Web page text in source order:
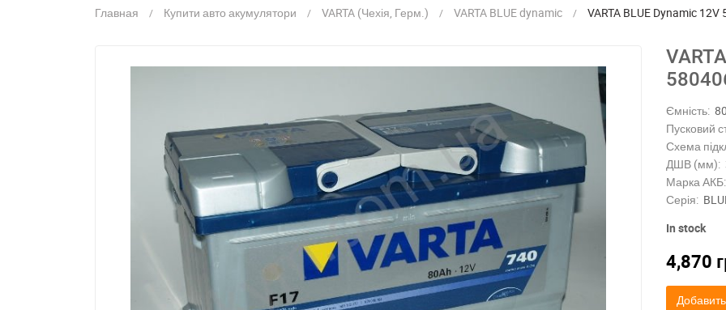
Главная Купити авто акумулятори VARTA (Чехія, Герм.) VARTA BLUE dynamic VARTA BLUE Dynamic
Ємність: 80
Пусковий
Схема
ДШВ (мм):
Марка АКБ:
Серія:
In stock
4,870